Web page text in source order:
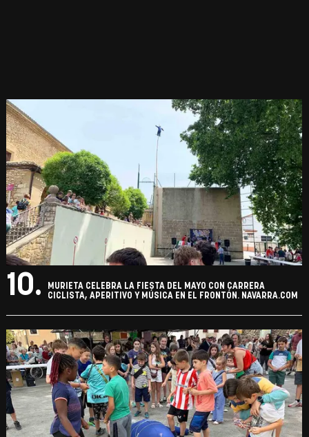
10.
MURIETA CELEBRA LA FIESTA DEL MAYO CON CARRERA
CICLISTA, APERITIVO Y MÚSICA EN EL FRONTÓN. NAVARRA.COM